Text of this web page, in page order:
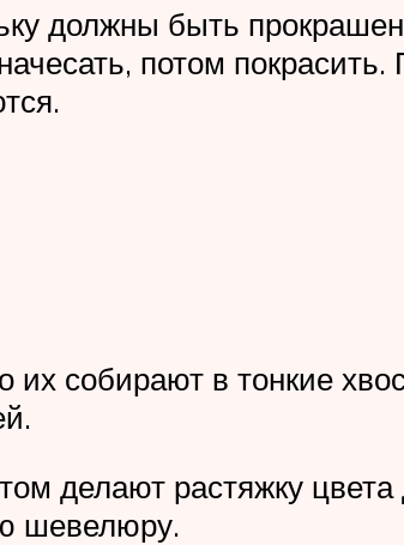
должны быть
потом покрасить.
собирают в тонкие
делают растяжку
шевелюру.